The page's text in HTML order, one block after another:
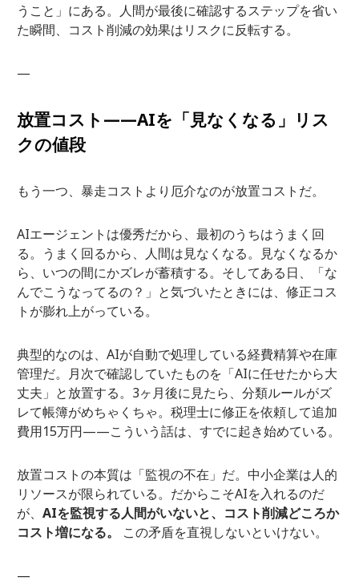
うこと」にある。人間が最後に確認するステップを省い
た瞬間、コスト削減の効果はリスクに反転する。
—
放置コスト——AIを「見なくなる」リス
クの値段
もう一つ、暴走コストより厄介なのが放置コストだ。
AIエージェントは優秀だから、最初のうちはうまく回
る。うまく回るから、人間は見なくなる。見なくなるか
ら、いつの間にかズレが蓄積する。そしてある日、「な
んでこうなってるの？」と気づいたときには、修正コス
トが膨れ上がっている。
典型的なのは、AIが自動で処理している経費精算や在庫
管理だ。月次で確認していたものを「AIに任せたから大
丈夫」と放置する。3ヶ月後に見たら、分類ルールがズ
レて帳簿がめちゃくちゃ。税理士に修正を依頼して追加
費用15万円——こういう話は、すでに起き始めている。
放置コストの本質は「監視の不在」だ。中小企業は人的
リソースが限られている。だからこそAIを入れるのだ
が、 AIを監視する人間がいないと、コスト削減どころか
コスト増になる。
この矛盾を直視しないといけない。
—